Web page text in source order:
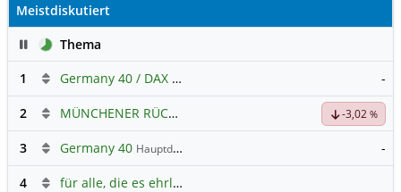
Meistdiskutiert
PauseThema
1
Germany 40 / DAX Prognose -
2 MÜNCHENER RÜCK -3,02 %
3 Germany 40 Hauptdiskussion -
4 für alle, die es ehrlich meinen beim Traden.